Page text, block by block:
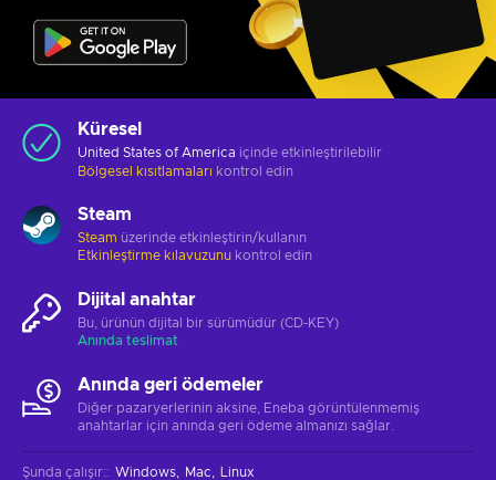
Küresel
United States of America içinde etkinleştirilebilir
Bölgesel kısıtlamaları kontrol edin
Steam
Steam üzerinde etkinleştirin/kullanın
Etkinleştirme kılavuzunu kontrol edin
Dijital anahtar
Bu, ürünün dijital bir sürümüdür (CD-KEY)
Anında teslimat
Anında geri ödemeler
Diğer pazaryerlerinin aksine, Eneba görüntülenmemiş
anahtarlar için anında geri ödeme almanızı sağlar.
Şunda çalışır:: Windows Mac Linux